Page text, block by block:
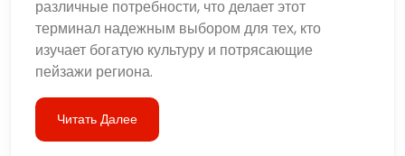
различные потребности, что делает этот
терминал надежным выбором для тех, кто
изучает богатую культуру и потрясающие
пейзажи региона.
Читать Далее